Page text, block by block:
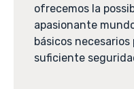
ofrecemos la
apasionante
básicos
suficiente